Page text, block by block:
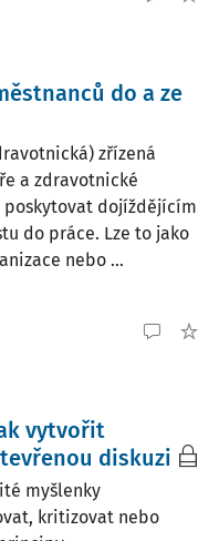
do a ze
zřízená
a zdravotnické
dojíždějícím
do práce. Lze to jako
nebo ...
vytvořit
diskuzi
myšlenky
kritizovat nebo